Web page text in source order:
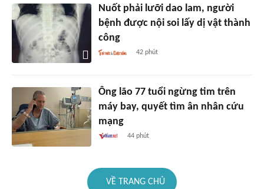
Nuốt phải lưỡi dao lam, người
bệnh được nội soi lấy dị vật thành
công
42 phút
Ông lão 77 tuổi ngừng tim trên
máy bay, quyết tìm ân nhân cứu
mạng
44 phút
VỀ TRANG CHỦ